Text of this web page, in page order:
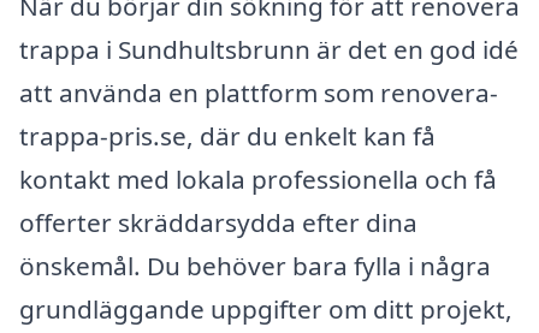
trappa i Sundhultsbrunn är det en god idé
att använda en plattform som renovera-
trappa-pris.se, där du enkelt kan få
kontakt med lokala professionella och få
offerter skräddarsydda efter dina
önskemål. Du behöver bara fylla i några
grundläggande uppgifter om ditt projekt,